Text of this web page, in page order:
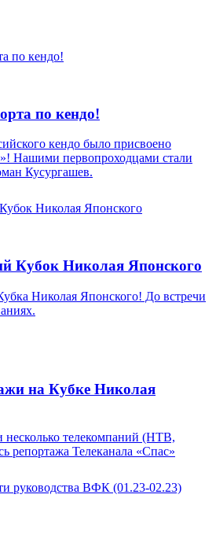
по кендо!
кендо было присвоено
Нашими первопроходцами стали
Кусургашев.
Кубок Николая Японского
Николая Японского! До встречи
на Кубке Николая
несколько телекомпаний (НТВ,
репортажа Телеканала «Спас»